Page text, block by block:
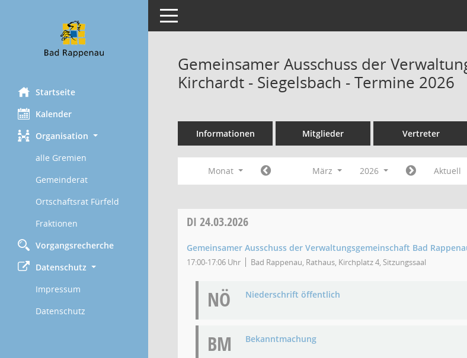
Startseite
Kalender
Organisation
alle Gremien
Gemeinderat
Ortschaftsrat Fürfeld
Fraktionen
Vorgangsrecherche
Datenschutz
Impressum
Datenschutz
Toggle navigation
Gemeinsamer Ausschuss der
Kirchardt - Siegelsbach - Termine 2026
Informationen Mitglieder Vertreter
Monat März 2026 Aktuell
DI 24.03.2026
Gemeinsamer Ausschuss der Verwaltungsgemeinschaft Bad
17:00-17:06 Uhr Bad Rappenau, Rathaus, Kirchplatz 4, Sitzungssaal
NÖ Niederschrift öffentlich
BM Bekanntmachung